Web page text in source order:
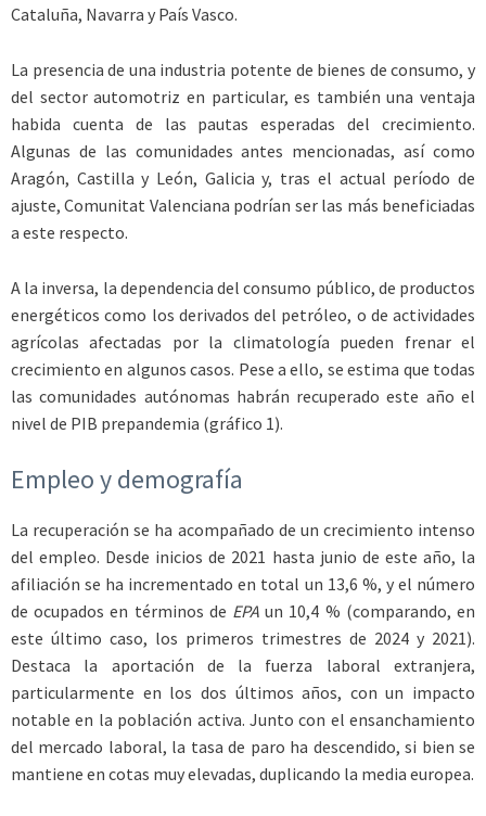
Cataluña, Navarra y País Vasco.
La presencia de una industria potente de bienes de consumo, y
del sector automotriz en particular, es también una ventaja
habida cuenta de las pautas esperadas del crecimiento.
Algunas de las comunidades antes mencionadas, así como
Aragón, Castilla y León, Galicia y, tras el actual período de
ajuste, Comunitat Valenciana podrían ser las más beneficiadas
a este respecto.
A la inversa, la dependencia del consumo público, de productos
energéticos como los derivados del petróleo, o de actividades
agrícolas afectadas por la climatología pueden frenar el
crecimiento en algunos casos. Pese a ello, se estima que todas
las comunidades autónomas habrán recuperado este año el
nivel de PIB prepandemia (gráfico 1).
Empleo y demografía
La recuperación se ha acompañado de un crecimiento intenso
del empleo. Desde inicios de 2021 hasta junio de este año, la
afiliación se ha incrementado en total un 13,6 %, y el número
de ocupados en términos de EPA un 10,4 % (comparando, en
este último caso, los primeros trimestres de 2024 y 2021).
Destaca la aportación de la fuerza laboral extranjera,
particularmente en los dos últimos años, con un impacto
notable en la población activa. Junto con el ensanchamiento
del mercado laboral, la tasa de paro ha descendido, si bien se
mantiene en cotas muy elevadas, duplicando la media europea.